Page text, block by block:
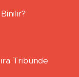
Tribünde